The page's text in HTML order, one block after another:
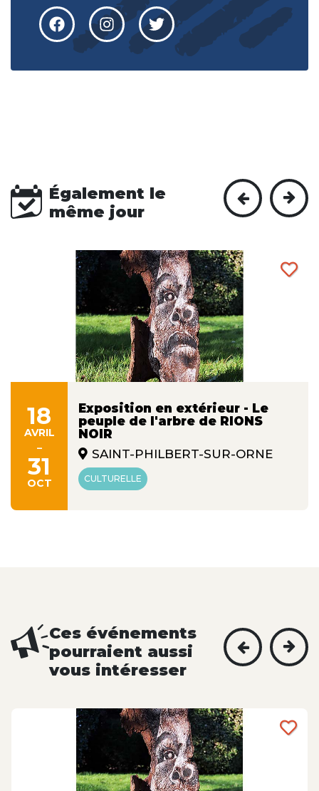
Également le
même jour
18
AVRIL
-
31
OCT
Exposition en extérieur - Le
peuple de l'arbre de RIONS
NOIR
SAINT-PHILBERT-SUR-ORNE
CULTURELLE
Ces événements
pourraient aussi
vous intéresser